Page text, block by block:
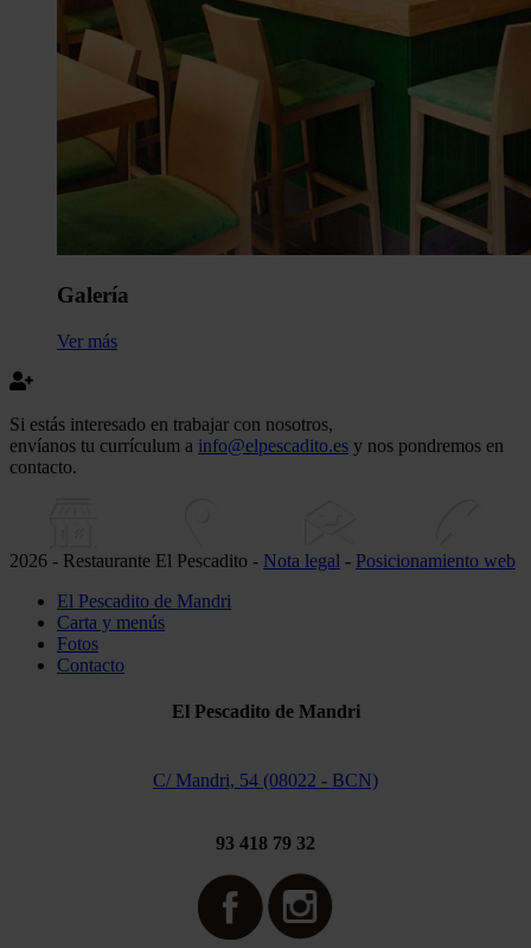
Galería
Ver más
Si estás interesado en trabajar con nosotros,
envíanos tu currículum a info@elpescadito.es y nos pondremos en
contacto.
2026 - Restaurante El Pescadito - Nota legal - Posicionamiento web
El Pescadito de Mandri
Carta y menús
Fotos
Contacto
El Pescadito de Mandri
C/ Mandri, 54 (08022 - BCN)
93 418 79 32